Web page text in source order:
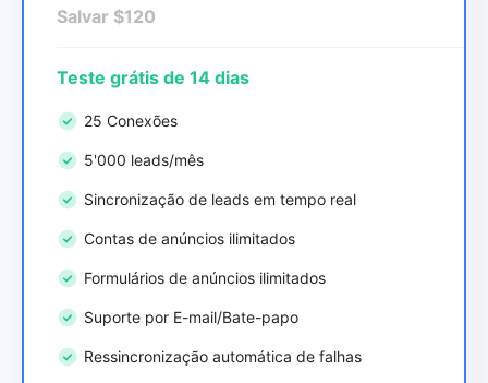
Salvar $120
Teste grátis de 14 dias
25 Conexões
5'000 leads/mês
Sincronização de leads em tempo real
Contas de anúncios ilimitados
Formulários de anúncios ilimitados
Suporte por E-mail/Bate-papo
Ressincronização automática de falhas